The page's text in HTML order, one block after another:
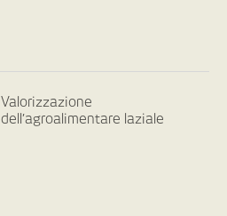
Valorizzazione
dell’agroalimentare laziale